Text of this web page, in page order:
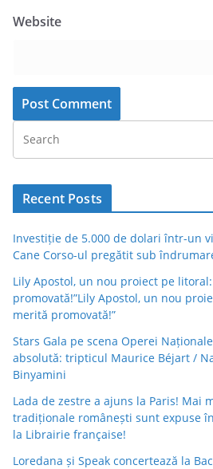
Website
Recent Posts
Investiție de 5.000 de dolari într-un
Cane Corso-ul pregătit sub
Lily Apostol, un nou proiect pe
promovată!”Lily Apostol, un nou
merită promovată!”
Stars Gala pe scena Operei
absolută: tripticul Maurice Béjart /
Binyamini
Lada de zestre a ajuns la Paris! Mai
tradiționale românești sunt expuse
la Librairie française!
Loredana și Speak concertează la